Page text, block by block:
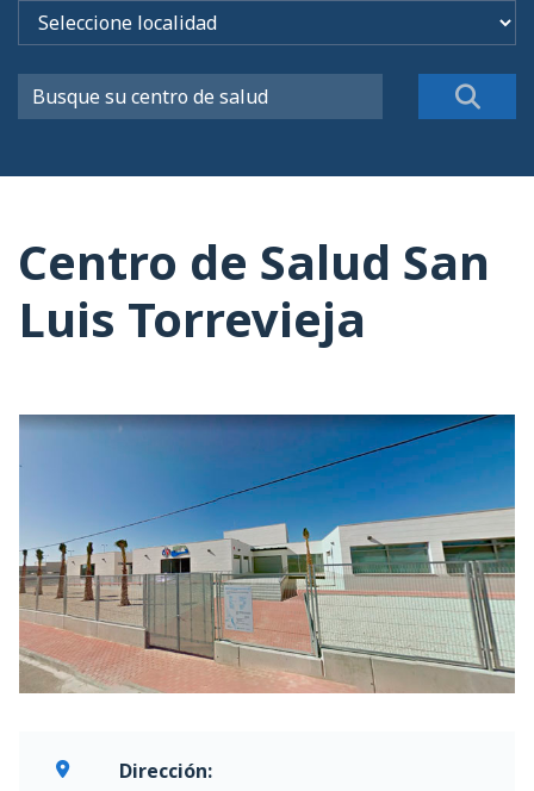
Centro de Salud San
Luis Torrevieja
Dirección: